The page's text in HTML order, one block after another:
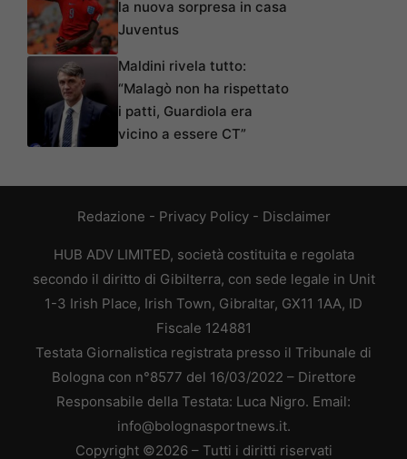
la nuova sorpresa in casa
Juventus
Maldini rivela tutto:
“Malagò non ha rispettato
i patti, Guardiola era
vicino a essere CT”
Redazione - Privacy Policy- Disclaimer
HUB ADV LIMITED, società costituita e regolata
secondo il diritto di Gibilterra, con sede legale in Unit
1-3 Irish Place, Irish Town, Gibraltar, GX11 1AA, ID
Fiscale 124881
Testata Giornalistica registrata presso il Tribunale di
Bologna con n°8577 del 16/03/2022 – Direttore
Responsabile della Testata: Luca Nigro. Email:
info@bolognasportnews.it.
Copyright ©2026 – Tutti i diritti riservati